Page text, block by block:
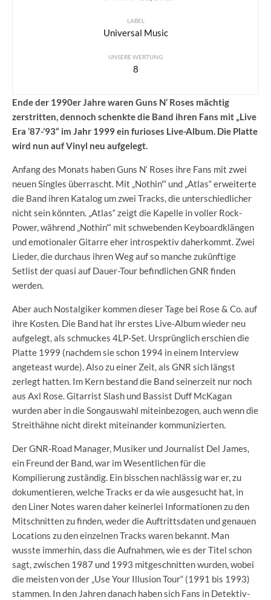
LABEL
Universal Music
UNSERE WERTUNG
8
Ende der 1990er Jahre waren Guns N‘ Roses mächtig
zerstritten, dennoch schenkte die Band ihren Fans mit „Live
Era ’87-’93“ im Jahr 1999 ein furioses Live-Album. Die Platte
wird nun auf Vinyl neu aufgelegt.
Anfang des Monats haben Guns N‘ Roses ihre Fans mit zwei
neuen Singles überrascht. Mit „Nothin'“ und „Atlas“ erweiterte
die Band ihren Katalog um zwei Tracks, die unterschiedlicher
nicht sein könnten. „Atlas“ zeigt die Kapelle in voller Rock-
Power, während „Nothin'“ mit schwebenden Keyboardklängen
und emotionaler Gitarre eher introspektiv daherkommt. Zwei
Lieder, die durchaus ihren Weg auf so manche zukünftige
Setlist der quasi auf Dauer-Tour befindlichen GNR finden
werden.
Aber auch Nostalgiker kommen dieser Tage bei Rose & Co. auf
ihre Kosten. Die Band hat ihr erstes Live-Album wieder neu
aufgelegt, als schmuckes 4LP-Set. Ursprünglich erschien die
Platte 1999 (nachdem sie schon 1994 in einem Interview
angeteast wurde). Also zu einer Zeit, als GNR sich längst
zerlegt hatten. Im Kern bestand die Band seinerzeit nur noch
aus Axl Rose. Gitarrist Slash und Bassist Duff McKagan
wurden aber in die Songauswahl miteinbezogen, auch wenn die
Streithähne nicht direkt miteinander kommunizierten.
Der GNR-Road Manager, Musiker und Journalist Del James,
ein Freund der Band, war im Wesentlichen für die
Kompilierung zuständig. Ein bisschen nachlässig war er, zu
dokumentieren, welche Tracks er da wie ausgesucht hat, in
den Liner Notes waren daher keinerlei Informationen zu den
Mitschnitten zu finden, weder die Auftrittsdaten und genauen
Locations zu den einzelnen Tracks waren bekannt. Man
wusste immerhin, dass die Aufnahmen, wie es der Titel schon
sagt, zwischen 1987 und 1993 mitgeschnitten wurden, wobei
die meisten von der „Use Your Illusion Tour“ (1991 bis 1993)
stammen. In den Jahren danach haben sich Fans in Detektiv-